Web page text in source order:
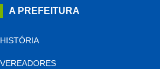
A PREFEITURA
HISTÓRIA
VEREADORES